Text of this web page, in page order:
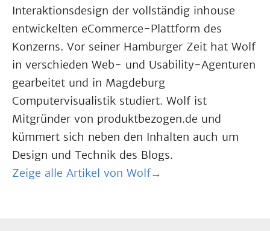
Interaktionsdesign der vollständig inhouse
entwickelten eCommerce-Plattform des
Konzerns. Vor seiner Hamburger Zeit hat Wolf
in verschieden Web- und Usability-Agenturen
gearbeitet und in Magdeburg
Computervisualistik studiert. Wolf ist
Mitgründer von produktbezogen.de und
kümmert sich neben den Inhalten auch um
Design und Technik des Blogs.
Zeige alle Artikel von Wolf→